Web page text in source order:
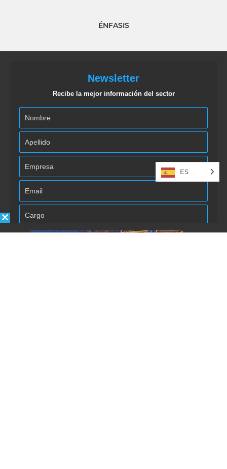
ÉNFASIS
Newsletter
Recibe la mejor información del sector
ES